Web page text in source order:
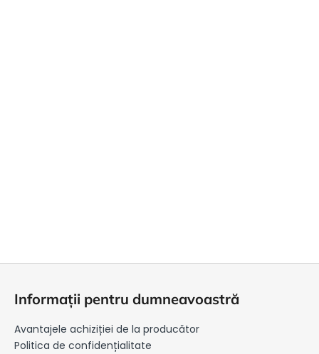
Informații pentru dumneavoastră
Avantajele achiziției de la producător
Politica de confidențialitate